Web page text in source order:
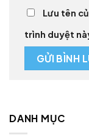
Lưu tên
trình duyệt
DANH MỤC